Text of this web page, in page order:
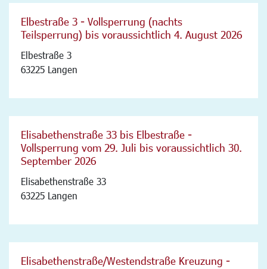
Elbestraße 3 - Vollsperrung (nachts
Teilsperrung) bis voraussichtlich 4. August 2026
Elbestraße 3
63225 Langen
Elisabethenstraße 33 bis Elbestraße -
Vollsperrung vom 29. Juli bis voraussichtlich 30.
September 2026
Elisabethenstraße 33
63225 Langen
Elisabethenstraße/Westendstraße Kreuzung -